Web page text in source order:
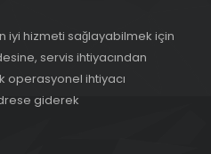
iyi hizmeti sağlayabilmek için
servis ihtiyacından
operasyonel ihtiyacı
giderek